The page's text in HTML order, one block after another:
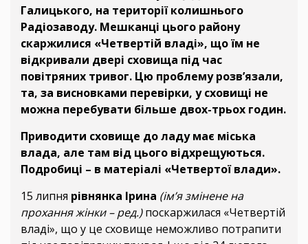
Галицького, на території колишнього
Радіозаводу. Мешканці цього району
скаржилися «Четвертій владі», що їм не
відкривали двері сховища під час
повітряних тривог. Цю проблему розв’язали,
та, за висновками перевірки, у сховищі не
можна перебувати більше двох-трьох годин.
Приводити сховище до ладу має міська
влада, але там від цього відхрещуються.
Подробиці – в матеріалі «Четвертої влади».
15 липня рівнянка Ірина (ім’я змінене на
прохання жінки – ред.)поскаржилася «Четвертій
владі», що у це сховище неможливо потрапити